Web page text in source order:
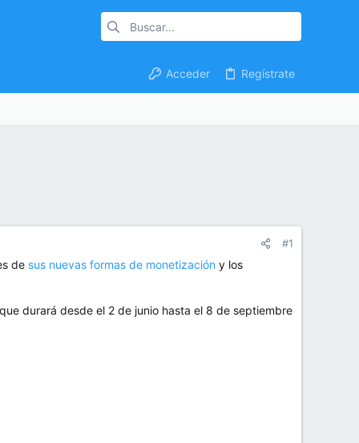
Acceder Regístrate
#1
de sus nuevas formas de monetización y los
durará desde el 2 de junio hasta el 8 de septiembre